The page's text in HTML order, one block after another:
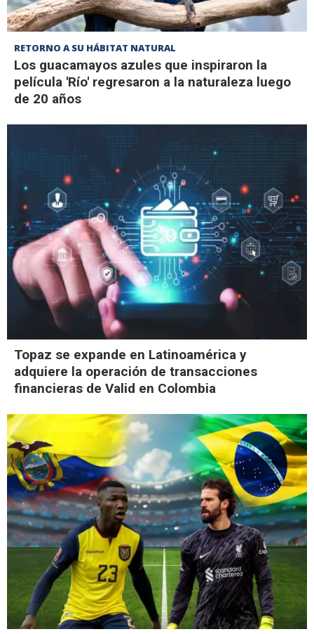
RETORNO A SU HÁBITAT NATURAL
Los guacamayos azules que inspiraron la
película 'Río' regresaron a la naturaleza luego
de 20 años
Topaz se expande en Latinoamérica y
adquiere la operación de transacciones
financieras de Valid en Colombia